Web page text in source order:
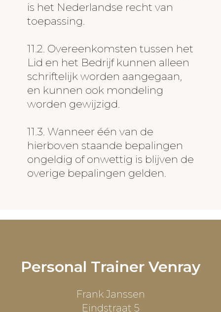
is het Nederlandse recht van
toepassing.
11.2. Overeenkomsten tussen het
Lid en het Bedrijf kunnen alleen
schriftelijk worden aangegaan,
en kunnen ook mondeling
worden gewijzigd.
11.3. Wanneer één van de
hierboven staande bepalingen
ongeldig of onwettig is blijven de
overige bepalingen gelden.
Personal Trainer Venray
Frank Janssen
Eindstraat 5